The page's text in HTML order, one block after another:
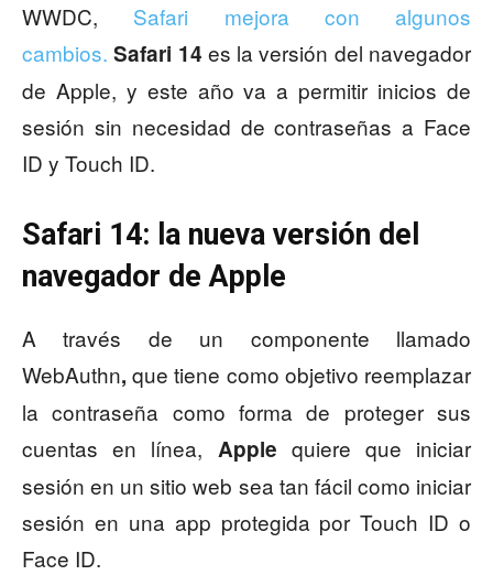
WWDC, Safari mejora con algunos
cambios. Safari 14 es la versión del navegador
de Apple, y este año va a permitir inicios de
sesión sin necesidad de contraseñas a Face
ID y Touch ID.
Safari 14: la nueva versión del
navegador de Apple
A través de un componente llamado
WebAuthn, que tiene como objetivo reemplazar
la contraseña como forma de proteger sus
cuentas en línea, Apple quiere que iniciar
sesión en un sitio web sea tan fácil como iniciar
sesión en una app protegida por Touch ID o
Face ID.